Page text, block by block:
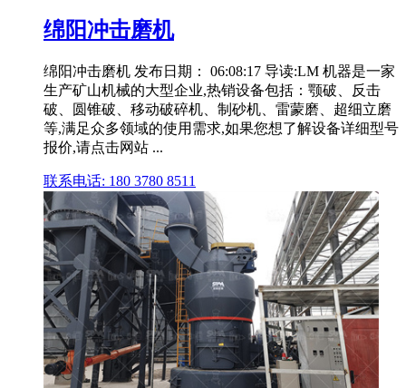
绵阳冲击磨机
绵阳冲击磨机 发布日期： 06:08:17 导读:LM 机器是一家
生产矿山机械的大型企业,热销设备包括：颚破、反击
破、圆锥破、移动破碎机、制砂机、雷蒙磨、超细立磨
等,满足众多领域的使用需求,如果您想了解设备详细型号
报价,请点击网站 ...
联系电话: 180 3780 8511